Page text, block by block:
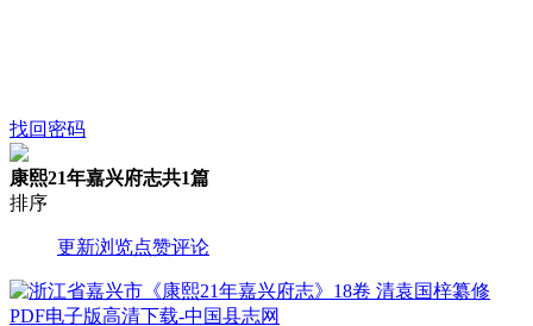
找回密码
康熙21年嘉兴府志共1篇
排序
更新浏览点赞评论